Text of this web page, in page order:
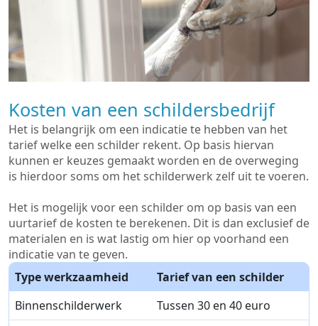
Kosten van een schildersbedrijf
Het is belangrijk om een indicatie te hebben van het
tarief welke een schilder rekent. Op basis hiervan
kunnen er keuzes gemaakt worden en de overweging
is hierdoor soms om het schilderwerk zelf uit te voeren.
Het is mogelijk voor een schilder om op basis van een
uurtarief de kosten te berekenen. Dit is dan exclusief de
materialen en is wat lastig om hier op voorhand een
indicatie van te geven.
Type werkzaamheid
Tarief van een schilder
Binnenschilderwerk
Tussen 30 en 40 euro